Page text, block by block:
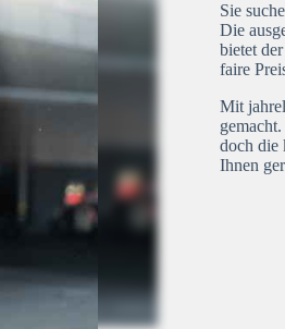
Sie
Die
bietet
faire
Mit
doch die
Ihnen